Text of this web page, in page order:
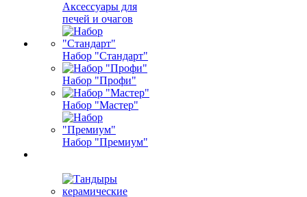
Аксессуары для
печей и очагов
Набор "Стандарт"
Набор "Профи"
Набор "Мастер"
Набор "Премиум"